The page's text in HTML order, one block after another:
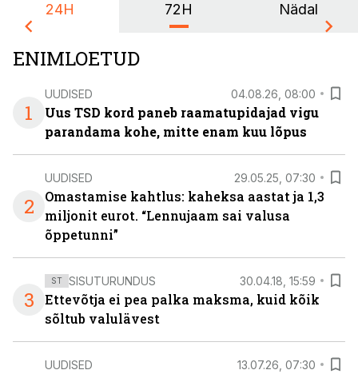
24H 72H Nädal
ENIMLOETUD
1
UUDISED 04.08.26, 08:00
Uus TSD kord paneb raamatupidajad vigu
parandama kohe, mitte enam kuu lõpus
2
UUDISED 29.05.25, 07:30
Omastamise kahtlus: kaheksa aastat ja 1,3
miljonit eurot. “Lennujaam sai valusa
õppetunni”
3
ST SISUTURUNDUS 30.04.18, 15:59
Ettevõtja ei pea palka maksma, kuid kõik
sõltub valulävest
UUDISED 13.07.26, 07:30